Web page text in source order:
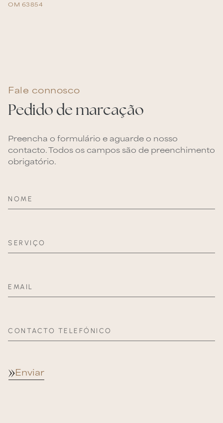
Fale connosco
Pedido de marcação
Preencha o formulário e aguarde o nosso
contacto. Todos os campos são de preenchimento
obrigatório.
NOME
SERVIÇO
EMAIL
CONTACTO TELEFÓNICO
Enviar
OM 63854